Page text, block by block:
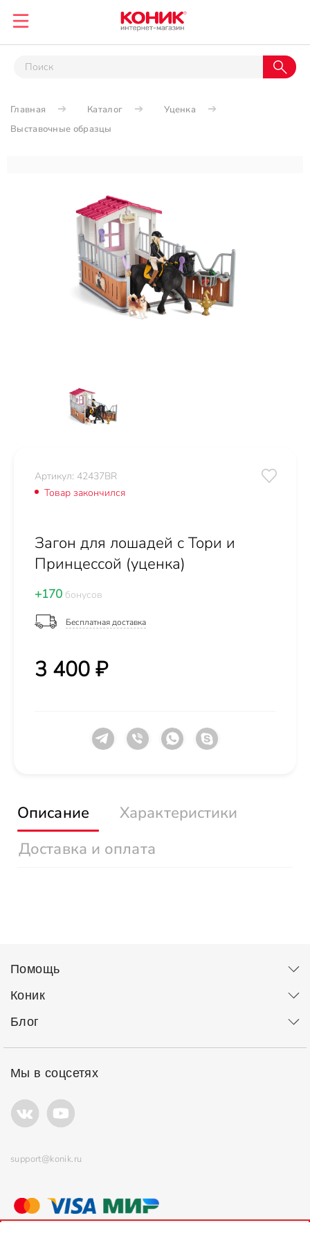
Главная Каталог
Уценка
Выставочные образцы
Артикул: 42437BR
Товар закончился
Загон для лошадей с Тори и
Принцессой (уценка)
+170 бонусов
Бесплатная доставка
3 400 ₽
Описание
Характеристики
Доставка и оплата
Помощь
Коник
Блог
Мы в соцсетях
support@konik.ru